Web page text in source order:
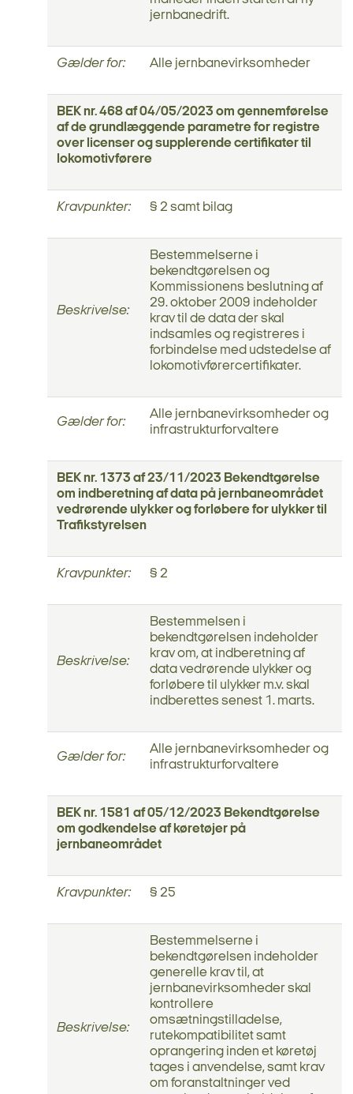
jernbanedrift.
Gælder for: Alle jernbanevirksomheder
BEK nr. 468 af 04/05/2023 om gennemførelse
af de grundlæggende paramet­re for registre
over licenser og supplerende certifikater til
lokomotivførere
Kravpunkter: § 2 samt bilag
Beskrivelse:
Bestemmelserne i
bekendtgørelsen og
Kommissionens beslutning af
29. oktober 2009 indeholder
krav til de data der skal
indsamles og registreres i
forbindelse med udstedelse af
lokomotivførercertifikater.
Gælder for:
Alle jernbanevirksomheder og
infrastrukturforvaltere
BEK nr. 1373 af 23/11/2023 Bekendtgørelse
om indberetning af data på jernbaneområdet
vedrørende ulykker og forløbere for ulykker til
Trafikstyrelsen
Kravpunkter: § 2
Beskrivelse:
Bestemmelsen i
bekendtgørelsen indeholder
krav om, at indberetning af
data vedrørende ulykker og
forløbere til ulykker m.v. skal
indberettes senest 1. marts.
Gælder for:
Alle jernbanevirksomheder og
infrastrukturforvaltere
BEK nr. 1581 af 05/12/2023 Bekendtgørelse
om godkendelse af køretøjer på
jernbaneområdet
Kravpunkter: § 25
Beskrivelse:
Bestemmelserne i
bekendtgørelsen indeholder
generelle krav til, at
jernbanevirksomheder skal
kontrollere
omsætningstilladelse,
rutekompatibilitet samt
oprangering inden et køretøj
tages i anvendelse, samt krav
om foranstaltninger ved